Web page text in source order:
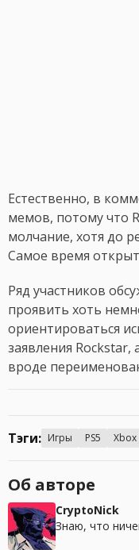
Естественно, в
мемов, потому что
молчание, хотя до
Самое время
Ряд участников
проявить хоть
ориентироваться
заявления Rockstar,
вроде
Тэги: Игры PS5 Xbox
Об авторе
CryptoNick
Знаю, что